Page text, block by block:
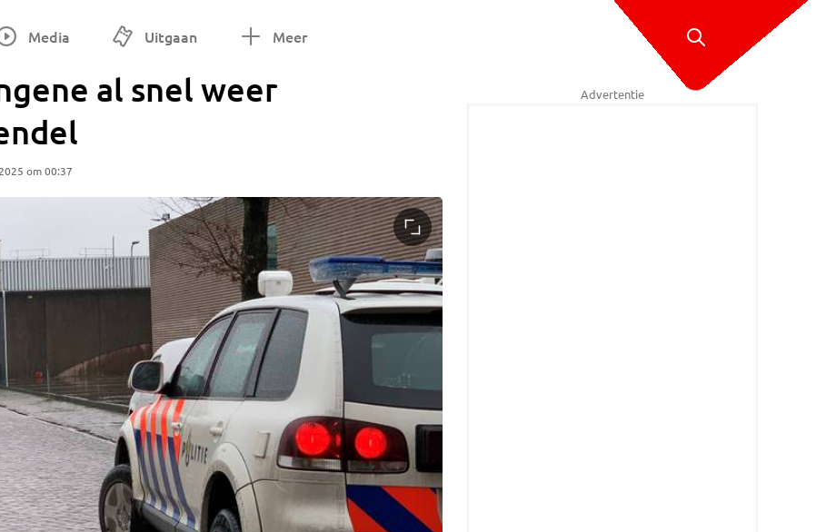
Media Uitgaan Meer
al snel weer
om 00:37
Advertentie